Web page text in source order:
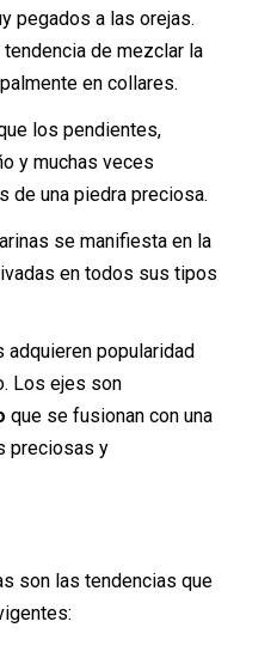
pegados a las orejas.
de mezclar la
en collares.
los pendientes,
y muchas veces
de una piedra preciosa.
se manifiesta en la
en todos sus tipos
popularidad
Los ejes son
que se fusionan con una
preciosas y
son las tendencias que